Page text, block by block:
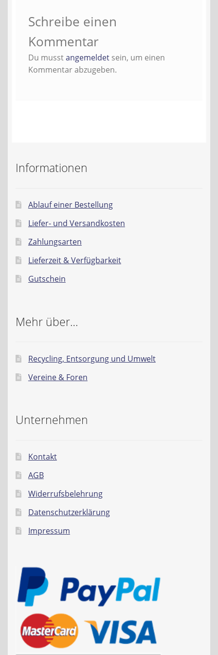
Widerrufsbelehrung
Schreibe einen
Kommentar
Du musstangemeldetsein, um einen
Kommentar abzugeben.
Informationen
Ablauf einer Bestellung
Liefer- und Versandkosten
Zahlungsarten
Lieferzeit & Verfügbarkeit
Gutschein
Mehr über…
Recycling, Entsorgung und Umwelt
Vereine & Foren
Unternehmen
Kontakt
AGB
Widerrufsbelehrung
Datenschutzerklärung
Impressum